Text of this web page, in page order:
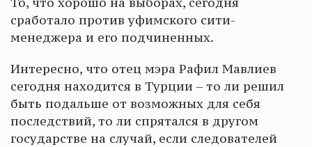
сработало против уфимского сити-
менеджера и его подчиненных.
Интересно, что отец мэра Рафил Мавлиев
сегодня находится в Турции – то ли решил
быть подальше от возможных для себя
последствий, то ли спрятался в другом
государстве на случай, если следователей